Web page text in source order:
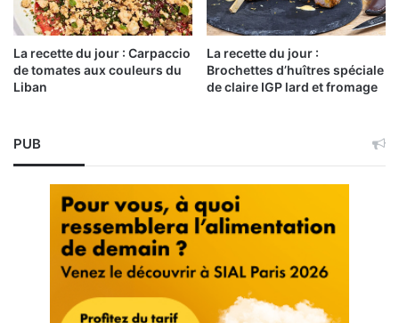
La recette du jour : Carpaccio
de tomates aux couleurs du
Liban
La recette du jour :
Brochettes d’huîtres spéciale
de claire IGP lard et fromage
PUB